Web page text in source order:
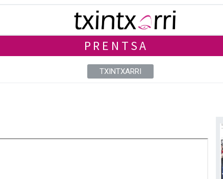
PRENTSA
TXINTXARRI